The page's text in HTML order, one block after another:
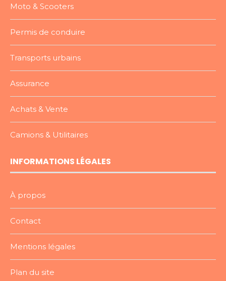
Moto & Scooters
Permis de conduire
Transports urbains
Assurance
Achats & Vente
Camions & Utilitaires
INFORMATIONS LÉGALES
À propos
Contact
Mentions légales
Plan du site